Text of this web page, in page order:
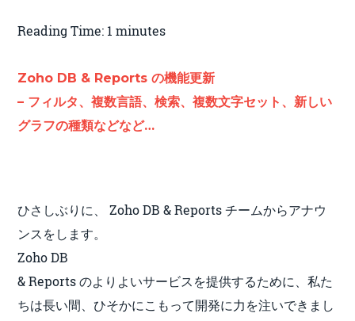
Reading Time: 1 minutes
Zoho DB & Reports の機能更新
– フィルタ、複数言語、検索、複数文字セット、新しい
グラフの種類などなど…
ひさしぶりに、 Zoho DB & Reports チームからアナウ
ンスをします。
Zoho DB
& Reports のよりよいサービスを提供するために、私た
ちは長い間、ひそかにこもって開発に力を注いできまし